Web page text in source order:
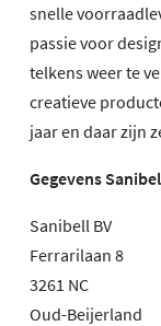
snelle
passie voor
telkens weer te
creatieve
jaar en daar zijn
Gegevens
Sanibell BV
Ferrarilaan 8
3261 NC
Oud-Beijerland